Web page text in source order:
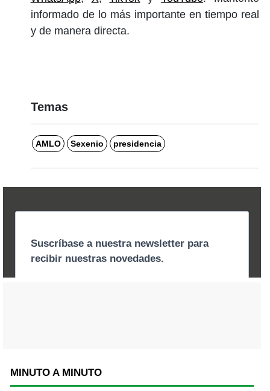
informado de lo más importante en tiempo real
y de manera directa.
Temas
AMLO Sexenio presidencia
MINUTO A MINUTO